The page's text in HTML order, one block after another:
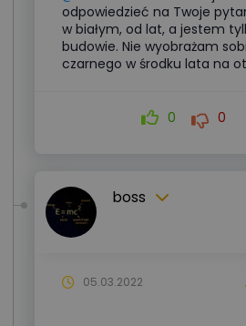
odpowiedzieć na Twoje
w białym, od lat, a jestem
budowie. Nie wyobrażam
czarnego w środku lata na
0 0
boss
05.03.2022